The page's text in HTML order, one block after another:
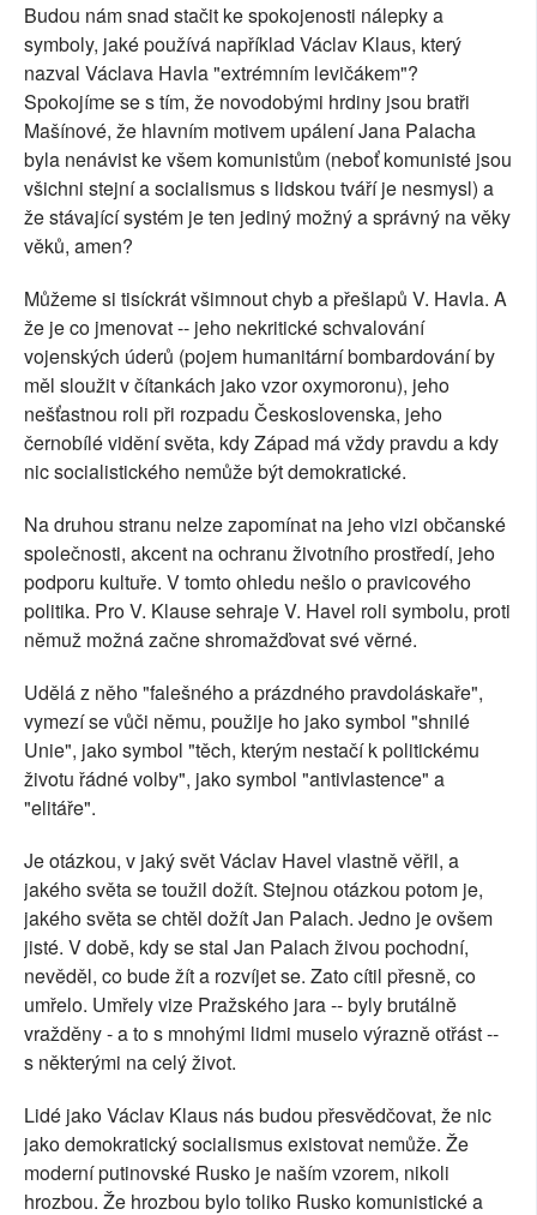
Budou nám snad stačit ke spokojenosti nálepky a
symboly, jaké používá například Václav Klaus, který
nazval Václava Havla "extrémním levičákem"?
Spokojíme se s tím, že novodobými hrdiny jsou bratři
Mašínové, že hlavním motivem upálení Jana Palacha
byla nenávist ke všem komunistům (neboť komunisté jsou
všichni stejní a socialismus s lidskou tváří je nesmysl) a
že stávající systém je ten jediný možný a správný na věky
věků, amen?
Můžeme si tisíckrát všimnout chyb a přešlapů V. Havla. A
že je co jmenovat -- jeho nekritické schvalování
vojenských úderů (pojem humanitární bombardování by
měl sloužit v čítankách jako vzor oxymoronu), jeho
nešťastnou roli při rozpadu Československa, jeho
černobílé vidění světa, kdy Západ má vždy pravdu a kdy
nic socialistického nemůže být demokratické.
Na druhou stranu nelze zapomínat na jeho vizi občanské
společnosti, akcent na ochranu životního prostředí, jeho
podporu kultuře. V tomto ohledu nešlo o pravicového
politika. Pro V. Klause sehraje V. Havel roli symbolu, proti
němuž možná začne shromažďovat své věrné.
Udělá z něho "falešného a prázdného pravdoláskaře",
vymezí se vůči němu, použije ho jako symbol "shnilé
Unie", jako symbol "těch, kterým nestačí k politickému
životu řádné volby", jako symbol "antivlastence" a
"elitáře".
Je otázkou, v jaký svět Václav Havel vlastně věřil, a
jakého světa se toužil dožít. Stejnou otázkou potom je,
jakého světa se chtěl dožít Jan Palach. Jedno je ovšem
jisté. V době, kdy se stal Jan Palach živou pochodní,
nevěděl, co bude žít a rozvíjet se. Zato cítil přesně, co
umřelo. Umřely vize Pražského jara -- byly brutálně
vražděny - a to s mnohými lidmi muselo výrazně otřást --
s některými na celý život.
Lidé jako Václav Klaus nás budou přesvědčovat, že nic
jako demokratický socialismus existovat nemůže. Že
moderní putinovské Rusko je naším vzorem, nikoli
hrozbou. Že hrozbou bylo toliko Rusko komunistické a